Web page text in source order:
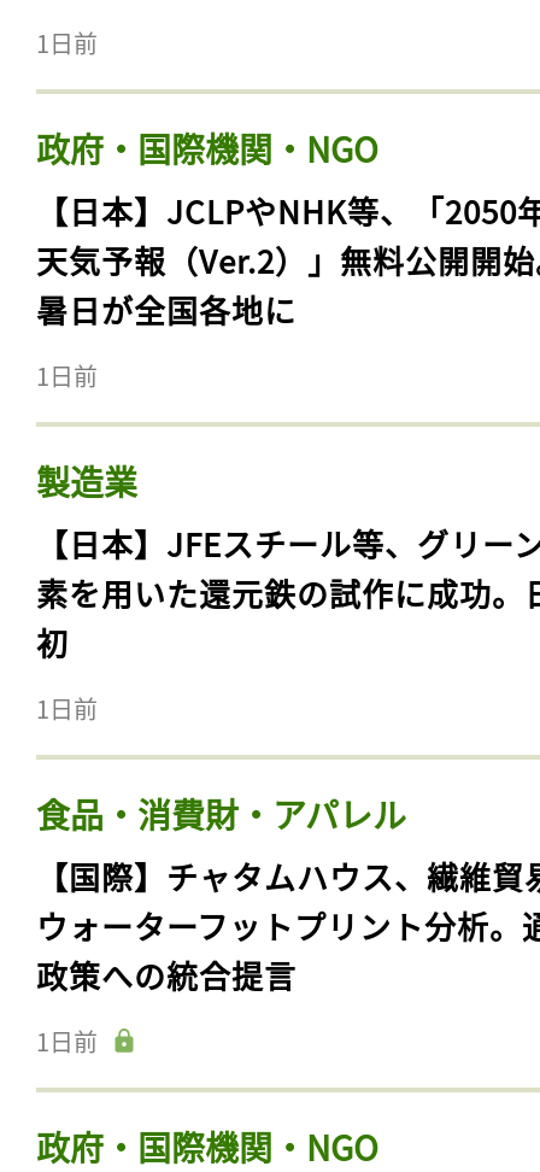
1日前
政府・国際機関・NGO
【日本】JCLPやNHK等、「2050
天気予報（Ver.2）」無料公開開
暑日が全国各地に
1日前
製造業
【日本】JFEスチール等、グリー
素を用いた還元鉄の試作に成功。
初
1日前
食品・消費財・アパレル
【国際】チャタムハウス、繊維貿
ウォーターフットプリント分析。
政策への統合提言
1日前
政府・国際機関・NGO